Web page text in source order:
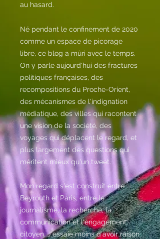
au hasard.
Né pendant le confinement de 2020
comme un espace de picorage
libre, ce blog a mûri avec le temps.
On y parle aujourd'hui des fractures
politiques françaises, des
recompositions du Proche-Orient,
des mécanismes de l'indignation
médiatique, des villes qui racontent
une vision de la société, des
voyages qui déplacent le regard, et
plus largement des questions qui
méritent mieux qu'un tweet.
Mon regard s'est construit entre
Beyrouth et Paris, entre le
journalisme, la recherche, la
communication et l'engagement
citoyen. J'essaie moins d'avoir raison